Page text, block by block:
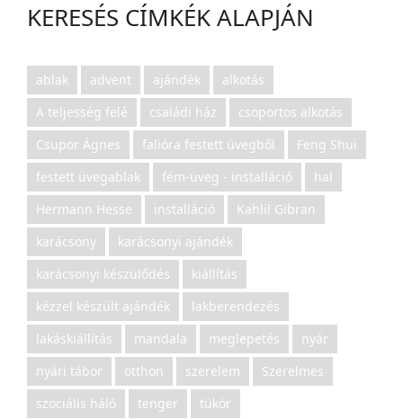
KERESÉS CÍMKÉK ALAPJÁN
ablak advent ajándék
alkotás
A teljesség felé
családi ház
csoportos alkotás
Csupor Ágnes
falióra festett üvegből
Feng Shui
festett üvegablak
fém-üveg - installáció
hal
Hermann Hesse
installáció
Kahlil Gibran
karácsony
karácsonyi ajándék
karácsonyi készülődés
kiállítás
kézzel készült ajándék
lakberendezés
lakáskiállítás
mandala meglepetés
nyár
nyári tábor
otthon szerelem
Szerelmes
szociális háló
tenger
tükör